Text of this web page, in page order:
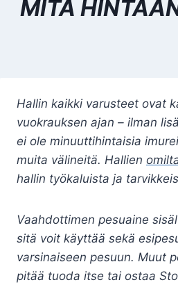
MITÄ
Hallin kaikki varusteet ovat
vuokrauksen ajan – ilman
ei ole minuuttihintaisia
muita välineitä. Hallien
hallin työkaluista ja
Vaahdottimen pesuaine
sitä voit käyttää sekä
varsinaiseen pesuun. Muut
pitää tuoda itse tai ostaa